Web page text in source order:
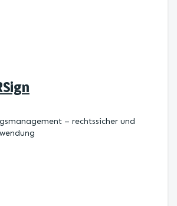
– rechtssicher und